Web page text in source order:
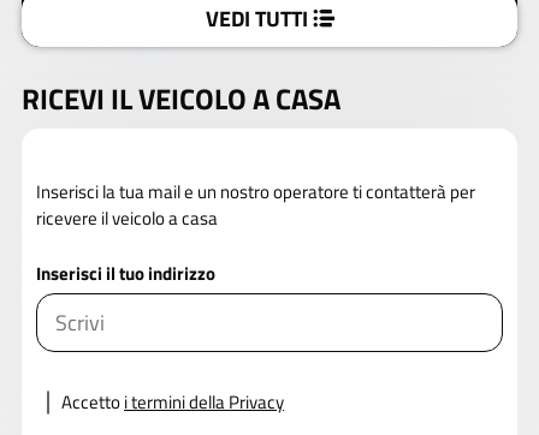
VEDI TUTTI
RICEVI IL VEICOLO A CASA
Inserisci la tua mail e un nostro operatore ti contatterà per
ricevere il veicolo a casa
Inserisci il tuo indirizzo
Accettoi termini della Privacy